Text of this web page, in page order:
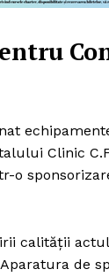
Clinic
o
calității
de